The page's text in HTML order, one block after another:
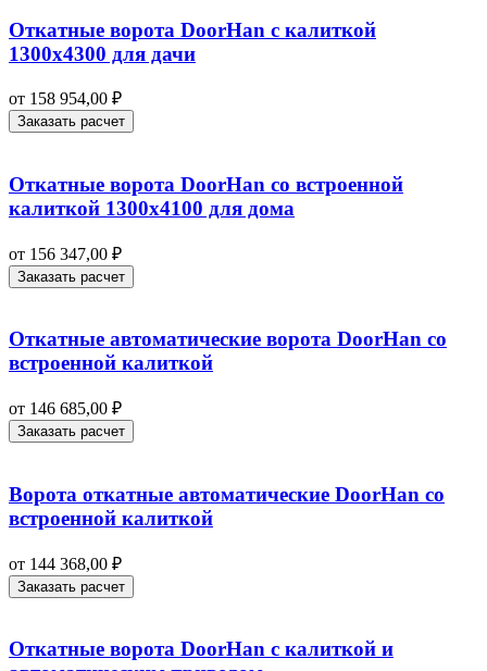
Откатные ворота DoorHan с калиткой
1300х4300 для дачи
от 158 954,00 ₽
Заказать расчет
Откатные ворота DoorHan со встроенной
калиткой 1300х4100 для дома
от 156 347,00 ₽
Заказать расчет
Откатные автоматические ворота DoorHan со
встроенной калиткой
от 146 685,00 ₽
Заказать расчет
Ворота откатные автоматические DoorHan со
встроенной калиткой
от 144 368,00 ₽
Заказать расчет
Откатные ворота DoorHan с калиткой и